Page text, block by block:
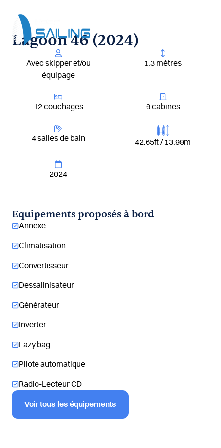
contenu
Lagoon 46 (2024)
Avec skipper et/ou
équipage
1.3 mètres
12 couchages 6 cabines
4 salles de bain 42.65ft / 13.99m
2024
Equipements proposés à bord
Annexe
Climatisation
Convertisseur
Dessalinisateur
Générateur
Inverter
Lazy bag
Pilote automatique
Radio-Lecteur CD
Voir tous les équipements